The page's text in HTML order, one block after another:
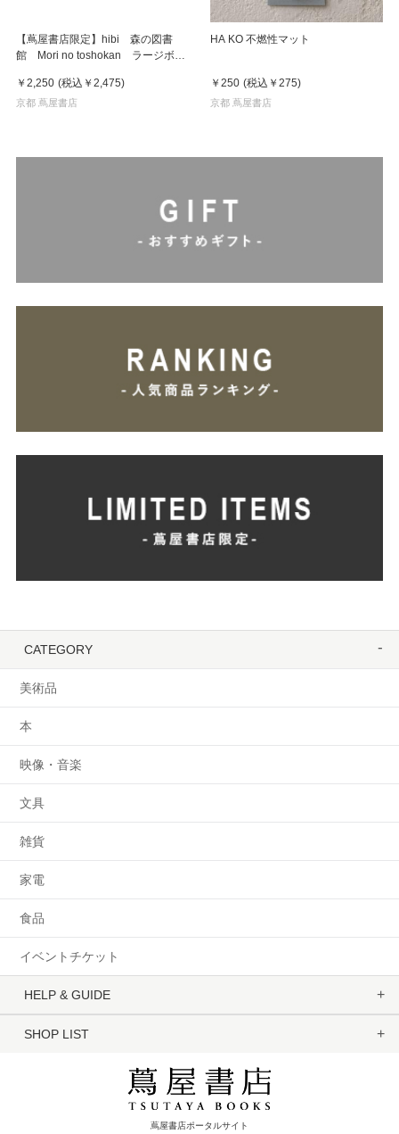
【蔦屋書店限定】hibi 森の図書
館 Mori no toshokan ラージボッ
￥2,250 (税込 ￥2,475)
京都 蔦屋書店
HA KO 不燃性マット
￥250 (税込 ￥275)
京都 蔦屋書店
CATEGORY
美術品
本
映像・音楽
文具
雑貨
家電
食品
イベントチケット
HELP & GUIDE
SHOP LIST
蔦屋書店ポータルサイト